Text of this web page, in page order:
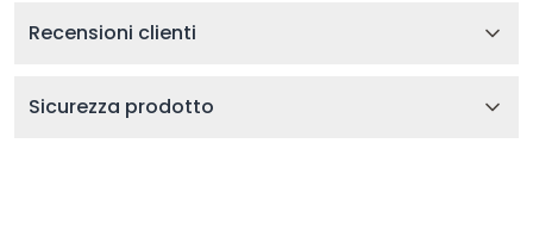
Recensioni clienti
Sicurezza prodotto